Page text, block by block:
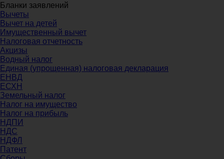
Бланки заявлений
Вычеты
Вычет на детей
Имущественный вычет
Налоговая отчетность
Акцизы
Водный налог
Единая (упрощенная) налоговая декларация
ЕНВД
ЕСХН
Земельный налог
Налог на имущество
Налог на прибыль
НДПИ
НДС
НДФЛ
Патент